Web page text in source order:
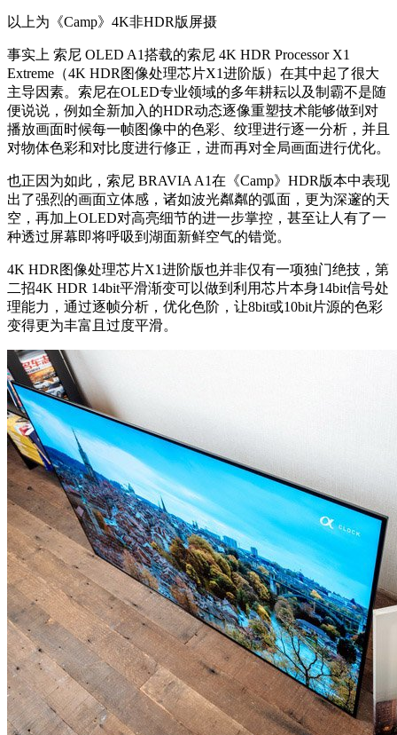
以上为《Camp》4K非HDR版屏摄
事实上 索尼 OLED A1搭载的索尼 4K HDR Processor X1
Extreme（4K HDR图像处理芯片X1进阶版）在其中起了很大
主导因素。索尼在OLED专业领域的多年耕耘以及制霸不是随
便说说，例如全新加入的HDR动态逐像重塑技术能够做到对
播放画面时候每一帧图像中的色彩、纹理进行逐一分析，并且
对物体色彩和对比度进行修正，进而再对全局画面进行优化。
也正因为如此，索尼 BRAVIA A1在《Camp》HDR版本中表现
出了强烈的画面立体感，诸如波光粼粼的弧面，更为深邃的天
空，再加上OLED对高亮细节的进一步掌控，甚至让人有了一
种透过屏幕即将呼吸到湖面新鲜空气的错觉。
4K HDR图像处理芯片X1进阶版也并非仅有一项独门绝技，第
二招4K HDR 14bit平滑渐变可以做到利用芯片本身14bit信号处
理能力，通过逐帧分析，优化色阶，让8bit或10bit片源的色彩
变得更为丰富且过度平滑。